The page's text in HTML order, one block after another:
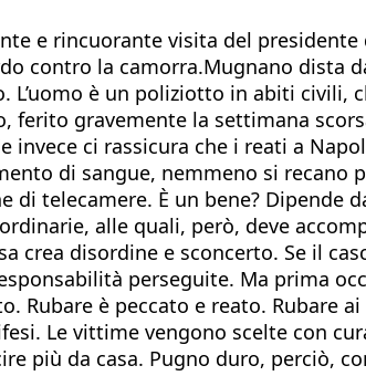
e rincuorante visita del
contro la camorra.Mugnano dista
è un poliziotto in abiti
gravemente la settimana
invece ci rassicura che i reati a
di sangue, nemmeno si
di telecamere. È un bene?
alle quali, però, deve
crea disordine e sconcerto. Se il
perseguite. Ma prima
Rubare è peccato e reato. Rubare
Le vittime vengono scelte con
più da casa. Pugno duro, perciò,